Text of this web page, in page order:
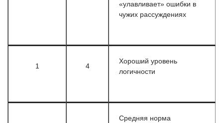
«улавливает» ошибки в
чужих рассуждениях
1 4
Хороший уровень
логичности
Средняя норма